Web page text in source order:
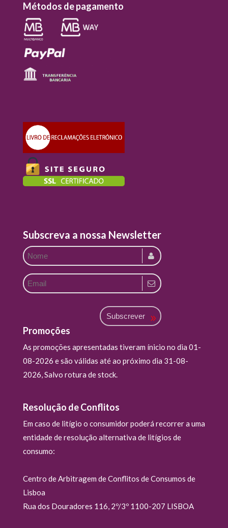
Métodos de pagamento
Subscreva a nossa Newsletter
Subscrever
Promoções
As promoções apresentadas tiveram ínicio no dia 01-
08-2026 e são válidas até ao próximo dia 31-08-
2026, Salvo rotura de stock.
Resolução de Conflitos
Em caso de litígio o consumidor poderá recorrer a uma
entidade de resolução alternativa de litígios de
consumo:
Centro de Arbitragem de Conflitos de Consumos de
Lisboa
Rua dos Douradores 116, 2º/3º 1100-207 LISBOA